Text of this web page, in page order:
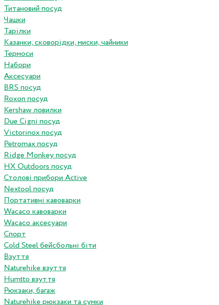
Титановий посуд
Чашки
Тарілки
Казанки, сковорідки, миски, чайники
Термоси
Набори
Аксесуари
BRS посуд
Roxon посуд
Kershaw ловилки
Due Cigni посуд
Victorinox посуд
Petromax посуд
Ridge Monkey посуд
HX Outdoors посуд
Столові прибори Active
Nextool посуд
Портативні кавоварки
Wacaco кавоварки
Wacaco аксесуари
Спорт
Cold Steel бейсбольні біти
Взуття
Naturehike взуття
Humtto взуття
Рюкзаки, багаж
Naturehike рюкзаки та сумки